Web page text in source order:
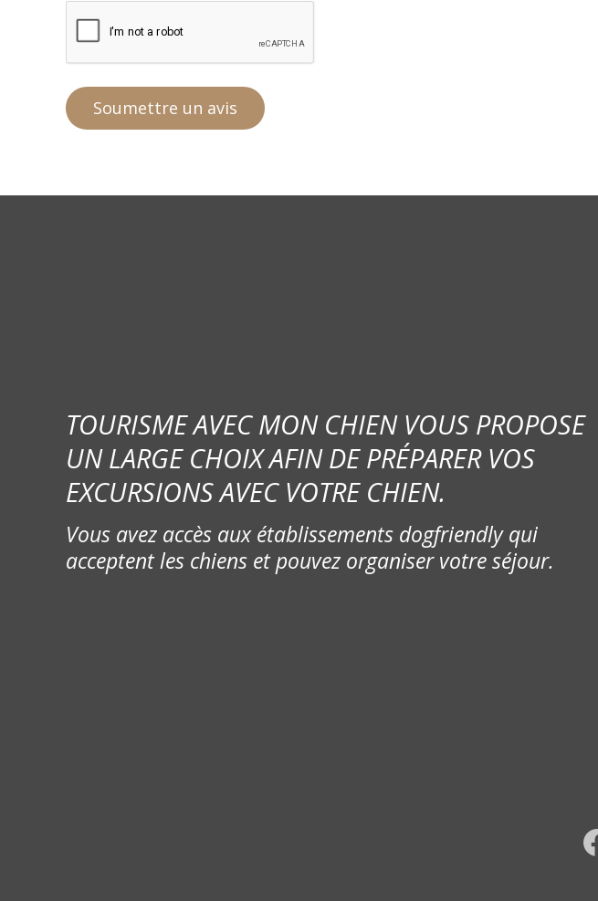
TOURISME AVEC MON CHIEN VOUS PROPOSE
UN LARGE CHOIX AFIN DE PRÉPARER VOS
EXCURSIONS AVEC VOTRE CHIEN.
Vous avez accès aux établissements dogfriendly qui
acceptent les chiens et pouvez organiser votre séjour.
Facebook